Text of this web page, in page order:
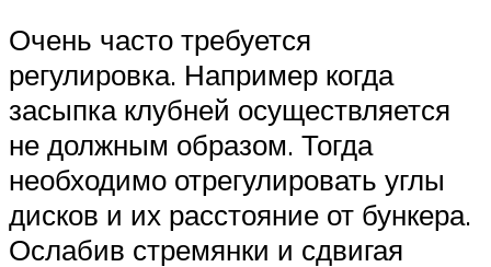
Очень часто требуется
регулировка. Например когда
засыпка клубней осуществляется
не должным образом. Тогда
необходимо отрегулировать углы
дисков и их расстояние от бункера.
Ослабив стремянки и сдвигая